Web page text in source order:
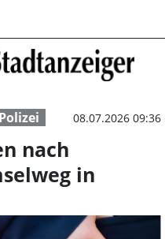
sucht
Polizei 08.07.2026 09:36
nach
in